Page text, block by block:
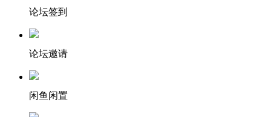
论坛签到
论坛邀请
闲鱼闲置